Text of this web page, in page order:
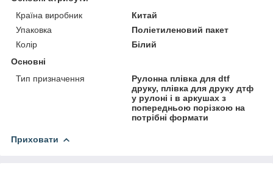
Країна виробник
Китай
Упаковка
Поліетиленовий пакет
Колір
Білий
Основні
Тип призначення
Рулонна плівка для dtf
друку, плівка для друку дтф
у рулоні і в аркушах з
попередньою порізкою на
потрібні формати
Приховати